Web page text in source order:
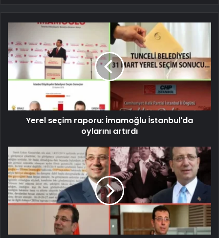
Yerel seçim raporu: İmamoğlu İstanbul'da
oylarını artırdı